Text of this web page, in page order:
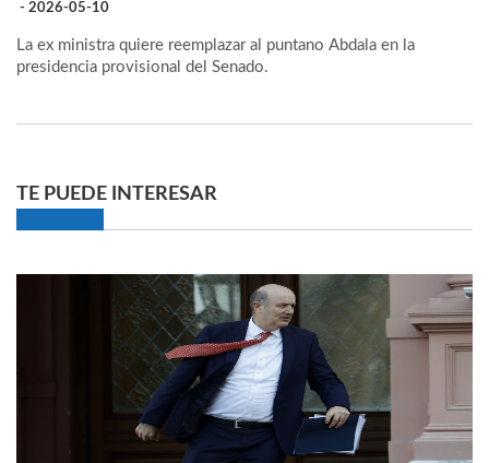
- 2026-05-10
La ex ministra quiere reemplazar al puntano Abdala en la
presidencia provisional del Senado.
TE PUEDE INTERESAR